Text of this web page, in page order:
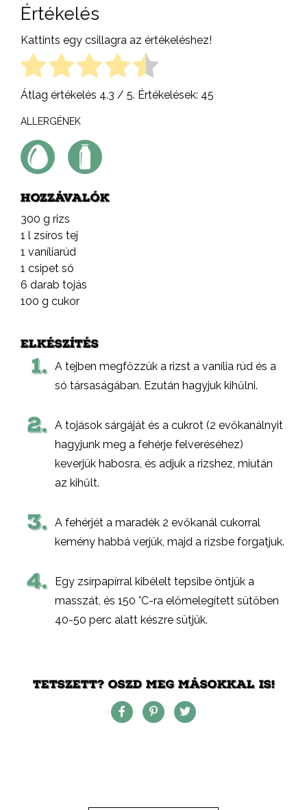
Értékelés
Kattints egy csillagra az értékeléshez!
Átlag értékelés 4.3 / 5. Értékelések: 45
ALLERGÉNEK
HOZZÁVALÓK
300 g rizs
1 l zsíros tej
1 vaníliarúd
1 csipet só
6 darab tojás
100 g cukor
ELKÉSZÍTÉS
1. A tejben megfőzzük a rizst a vanília rúd és a
só társaságában. Ezután hagyjuk kihűlni.
2. A tojások sárgáját és a cukrot (2 evőkanálnyit
hagyjunk meg a fehérje felveréséhez)
keverjük habosra, és adjuk a rizshez, miután
az kihűlt.
3. A fehérjét a maradék 2 evőkanál cukorral
kemény habbá verjük, majd a rizsbe forgatjuk.
4.
Egy zsírpapírral kibélelt tepsibe öntjük a
masszát, és 150 °C-ra előmelegített sütőben
40-50 perc alatt készre sütjük.
TETSZETT? OSZD MEG MÁSOKKAL IS!